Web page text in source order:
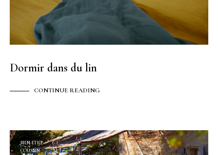
Dormir dans du lin
CONTINUE READING
BIEN-ÊTRE
COUSSIN